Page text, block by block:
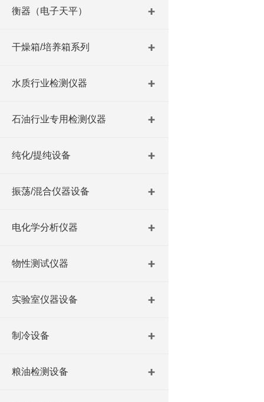
衡器（电子天平）
干燥箱/培养箱系列
水质行业检测仪器
石油行业专用检测仪器
纯化/提纯设备
振荡/混合仪器设备
电化学分析仪器
物性测试仪器
实验室仪器设备
制冷设备
粮油检测设备